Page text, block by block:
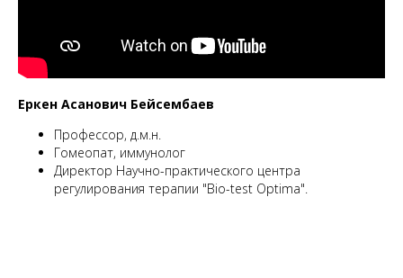
Еркен Асанович Бейсембаев
Профессор, д.м.н.
Гомеопат, иммунолог
Директор Научно-практического центра
регулирования терапии "Bio-test Optima".